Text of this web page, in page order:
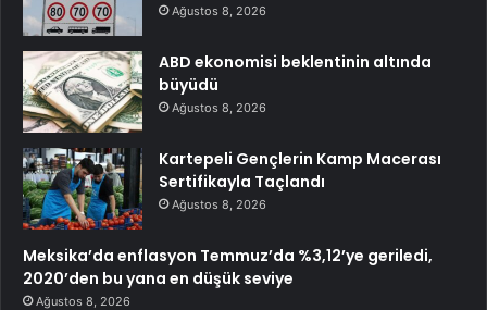
Ağustos 8, 2026
ABD ekonomisi beklentinin altında
büyüdü
Ağustos 8, 2026
Kartepeli Gençlerin Kamp Macerası
Sertifikayla Taçlandı
Ağustos 8, 2026
Meksika’da enflasyon Temmuz’da %3,12’ye geriledi,
2020’den bu yana en düşük seviye
Ağustos 8, 2026